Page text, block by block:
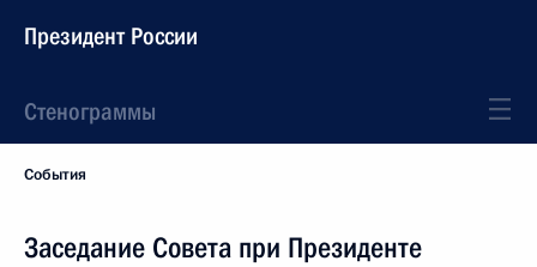
Президент России
Стенограммы
События
Заседание Совета при Президенте